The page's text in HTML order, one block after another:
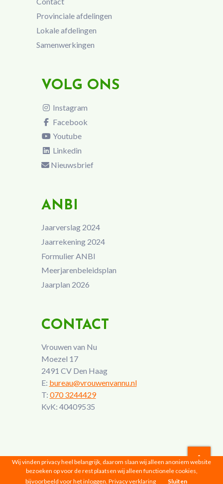
Provinciale afdelingen
Lokale afdelingen
Samenwerkingen
VOLG ONS
Instagram
Facebook
Youtube
Linkedin
Nieuwsbrief
ANBI
Jaarverslag 2024
Jaarrekening 2024
Formulier ANBI
Meerjarenbeleidsplan
Jaarplan 2026
CONTACT
Vrouwen van Nu
Moezel 17
2491 CV Den Haag
E: bureau@vrouwenvannu.nl
T: 070 3244429
KvK: 40409535
Vrouwen van Nu © 2026 |Privacyverklaring
Wij vinden privacy heel belangrijk, daarom slaan wij alleen anoniem website
bezoeken op voor de rest plaatsen wij alleen functionele cookies,
bijvoorbeeld voor het inloggen. Privacy verklaring Sluiten